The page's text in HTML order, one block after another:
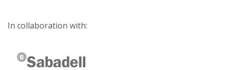
In collaboration with: